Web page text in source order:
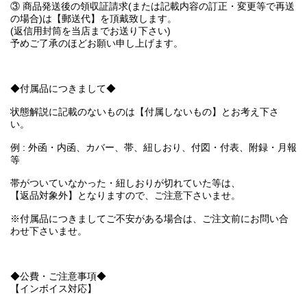
③ 商品発送後の領収証請求(または記載内容の訂正・変更等で再送
の場合)は【郵送代】を頂戴致します。
(返信用封筒を当店までお送り下さい)
予めご了承のほどお願い申し上げます。
◆付属品につきまして◆
状態解説に記載のないものは【付属しないもの】とお考え下さ
い。
例 : 外函・内函、カバー、帯、紐しおり、付図・付表、附録・月報
等
帯がついていなかった・紐しおりが切れていた等は、
【返品対象外】となりますので、ご注意下さいませ。
※付属品につきましてご不安がある場合は、ご注文前にお問い合
わせ下さいませ。
◆公費・ご注意事項◆
【インボイス対応】